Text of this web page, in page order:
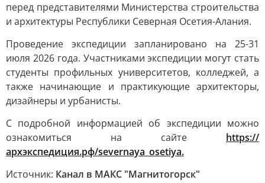
перед представителями Министерства строительства
и архитектуры Республики Северная Осетия-Алания.
Проведение экспедиции запланировано на 25-31
июля 2026 года. Участниками экспедиции могут стать
студенты профильных университетов, колледжей, а
также начинающие и практикующие архитекторы,
дизайнеры и урбанисты.
С подробной информацией об экспедиции можно
ознакомиться на сайте https://
архэкспедиция.рф/severnaya_osetiya.
Источник: Канал в МАКС "Магнитогорск"